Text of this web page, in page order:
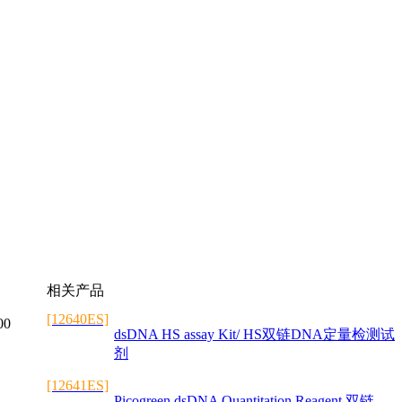
相关产品
[12640ES]
dsDNA HS assay Kit/ HS双链DNA定量检测试
剂
[12641ES]